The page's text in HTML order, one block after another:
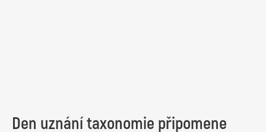
Den uznání taxonomie připomene